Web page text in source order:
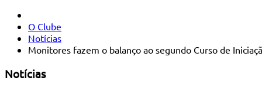
O Clube
Notícias
Monitores fazem o balanço ao segundo Curso de
Notícias